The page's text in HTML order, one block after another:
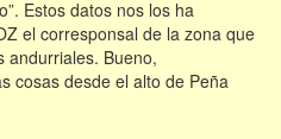
Estos datos nos los ha
el corresponsal de la zona que
andurriales. Bueno,
cosas desde el alto de Peña